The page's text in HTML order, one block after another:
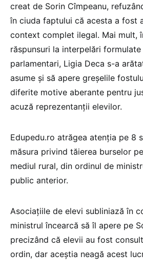
creat de Sorin Cîmpeanu,
în ciuda faptului că acesta a fost
context complet ilegal. Mai mult,
răspunsuri la interpelări
parlamentari, Ligia Deca s-a
asume și să apere greșelile
diferite motive aberante pentru
acuză reprezentanții elevilor.
Edupedu.ro atrăgea atenția pe 8
măsura privind tăierea burselor
mediul rural, din ordinul de
public anterior.
Asociațiile de elevi subliniază în
ministrul încearcă să îl apere pe
precizând că elevii au fost
ordin, dar aceștia neagă acest